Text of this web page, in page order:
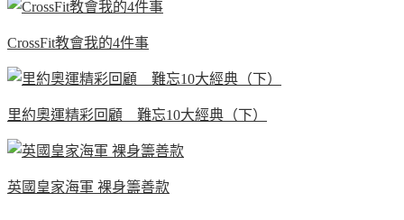
CrossFit教會我的4件事
里約奧運精彩回顧 難忘10大經典（下）
英國皇家海軍 裸身籌善款